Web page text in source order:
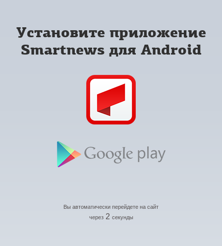
Установите приложение
Smartnews для Android
Вы автоматически перейдете на сайт
через 2 секунды